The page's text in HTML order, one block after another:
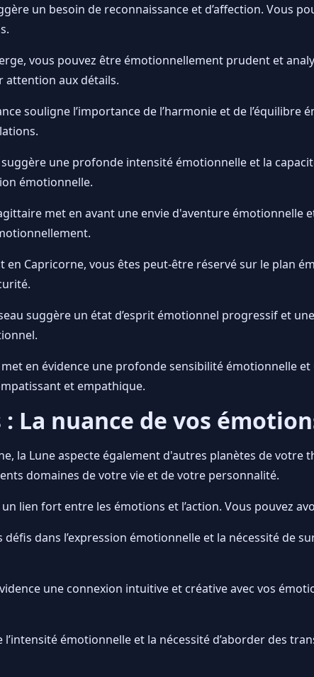
un besoin de reconnaissance et d’affection. Vous
vous pouvez être émotionnellement prudent et
attention aux détails.
souligne l’importance de l’harmonie et de
une profonde intensité émotionnelle et la
émotionnelle.
met en avant une envie d'aventure émotionnelle
en Capricorne, vous êtes peut-être réservé sur le plan
suggère un état d’esprit émotionnel progressif et
en évidence une profonde sensibilité émotionnelle
et empathique.
La nuance de vos
la Lune aspecte également d'autres planètes de votre
domaines de votre vie et de votre personnalité.
lien fort entre les émotions et l’action. Vous pouvez
défis dans l’expression émotionnelle et la nécessité de
une connexion intuitive et créative avec vos
l’intensité émotionnelle et la nécessité d’aborder des